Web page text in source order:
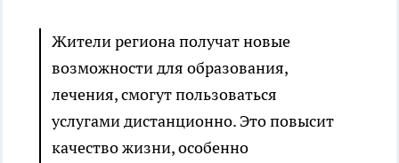
Жители региона получат новые
возможности для образования,
лечения, смогут пользоваться
услугами дистанционно. Это повысит
качество жизни, особенно